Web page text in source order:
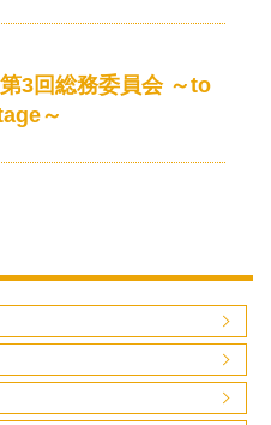
3回総務委員会 ～to
～